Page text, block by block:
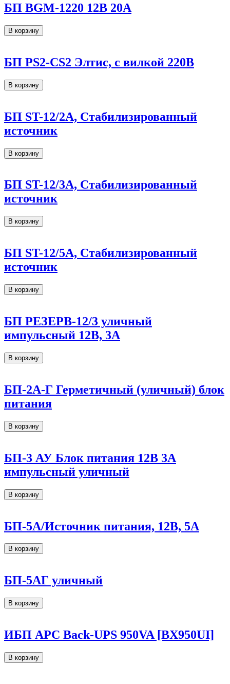
БП BGM-1220 12В 20А
В корзину
БП PS2-CS2 Элтис, с вилкой 220В
В корзину
БП ST-12/2А, Стабилизированный
источник
В корзину
БП ST-12/3А, Стабилизированный
источник
В корзину
БП ST-12/5А, Стабилизированный
источник
В корзину
БП РЕЗЕРВ-12/3 уличный
импульсный 12В, 3А
В корзину
БП-2А-Г Герметичный (уличный) блок
питания
В корзину
БП-3 АУ Блок питания 12В 3А
импульсный уличный
В корзину
БП-5А/Источник питания, 12В, 5А
В корзину
БП-5АГ уличный
В корзину
ИБП APC Back-UPS 950VA [BX950UI]
В корзину